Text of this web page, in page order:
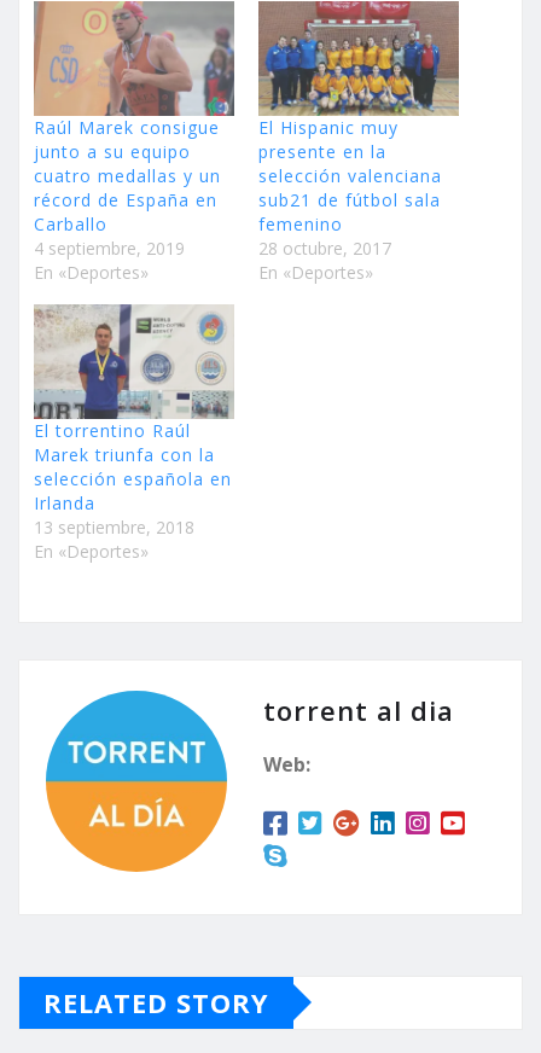
Raúl Marek consigue
junto a su equipo
cuatro medallas y un
récord de España en
Carballo
4 septiembre, 2019
En «Deportes»
El Hispanic muy
presente en la
selección valenciana
sub21 de fútbol sala
femenino
28 octubre, 2017
En «Deportes»
El torrentino Raúl
Marek triunfa con la
selección española en
Irlanda
13 septiembre, 2018
En «Deportes»
torrent al dia
Web:
RELATED STORY